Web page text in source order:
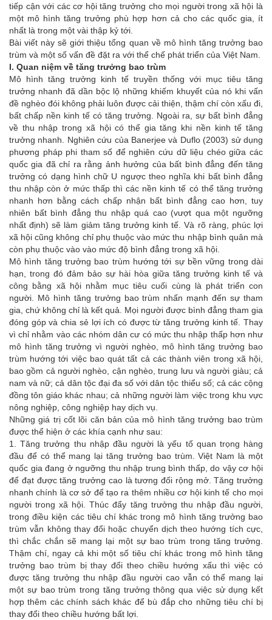
tiếp cận với các cơ hội tăng trưởng cho mọi người trong xã hội là
một mô hình tăng trưởng phù hợp hơn cả cho các quốc gia, ít
nhất là trong một vài thập kỷ tới.
Bài viết này sẽ giới thiệu tổng quan về mô hình tăng trưởng bao
trùm và một số vấn đề đặt ra với thể chế phát triển của Việt Nam.
I. Quan niệm về tăng trưởng bao trùm
Mô hình tăng trưởng kinh tế truyền thống với mục tiêu tăng
trưởng nhanh đã dần bộc lộ những khiếm khuyết của nó khi vấn
đề nghèo đói không phải luôn được cải thiện, thậm chí còn xấu đi,
bất chấp nền kinh tế có tăng trưởng. Ngoài ra, sự bất bình đẳng
về thu nhập trong xã hội có thể gia tăng khi nền kinh tế tăng
trưởng nhanh. Nghiên cứu của Banerjee và Duflo (2003) sử dụng
phương pháp phi tham số để nghiên cứu dữ liệu chéo giữa các
quốc gia đã chỉ ra rằng ảnh hưởng của bất bình đẳng đến tăng
trưởng có dạng hình chữ U ngược theo nghĩa khi bất bình đẳng
thu nhập còn ở mức thấp thì các nền kinh tế có thể tăng trưởng
nhanh hơn bằng cách chấp nhận bất bình đẳng cao hơn, tuy
nhiên bất bình đẳng thu nhập quá cao (vượt qua một ngưỡng
nhất định) sẽ làm giảm tăng trưởng kinh tế. Và rõ ràng, phúc lợi
xã hội cũng không chỉ phụ thuộc vào mức thu nhập bình quân mà
còn phụ thuộc vào vào mức độ bình đẳng trong xã hội.
Mô hình tăng trưởng bao trùm hướng tới sự bền vững trong dài
hạn, trong đó đảm bảo sự hài hòa giữa tăng trưởng kinh tế và
công bằng xã hội nhằm mục tiêu cuối cùng là phát triển con
người. Mô hình tăng trưởng bao trùm nhấn mạnh đến sự tham
gia, chứ không chỉ là kết quả. Mọi người được bình đẳng tham gia
đóng góp và chia sẻ lợi ích có được từ tăng trưởng kinh tế. Thay
vì chỉ nhằm vào các nhóm dân cư có mức thu nhập thấp hơn như
mô hình tăng trưởng vì người nghèo, mô hình tăng trưởng bao
trùm hướng tới việc bao quát tất cả các thành viên trong xã hội,
bao gồm cả người nghèo, cận nghèo, trung lưu và người giàu; cả
nam và nữ; cả dân tộc đại đa số với dân tộc thiểu số; cả các cộng
đồng tôn giáo khác nhau; cả những người làm việc trong khu vực
nông nghiệp, công nghiệp hay dịch vụ.
Những giá trị cốt lõi căn bản của mô hình tăng trưởng bao trùm
được thể hiện ở các khía cạnh như sau:
1. Tăng trưởng thu nhập đầu người là yếu tố quan trọng hàng
đầu để có thể mang lại tăng trưởng bao trùm. Việt Nam là một
quốc gia đang ở ngưỡng thu nhập trung bình thấp, do vậy cơ hội
để đạt được tăng trưởng cao là tương đối rộng mở. Tăng trưởng
nhanh chính là cơ sở để tạo ra thêm nhiều cơ hội kinh tế cho mọi
người trong xã hội. Thúc đẩy tăng trưởng thu nhập đầu người,
trong điều kiện các tiêu chí khác trong mô hình tăng trưởng bao
trùm vẫn không thay đổi hoặc chuyển dịch theo hướng tích cực,
thì chắc chắn sẽ mang lại một sự bao trùm trong tăng trưởng.
Thậm chí, ngay cả khi một số tiêu chí khác trong mô hình tăng
trưởng bao trùm bị thay đổi theo chiều hướng xấu thì việc có
được tăng trưởng thu nhập đầu người cao vẫn có thể mang lại
một sự bao trùm trong tăng trưởng thông qua việc sử dụng kết
hợp thêm các chính sách khác để bù đắp cho những tiêu chí bị
thay đổi theo chiều hướng bất lợi.